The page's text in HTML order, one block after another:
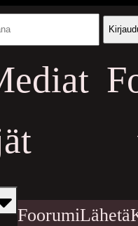
FoorumiLähetä